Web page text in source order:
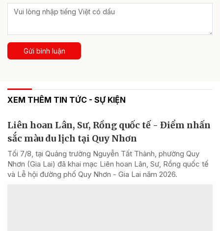
Gửi bình luận
XEM THÊM TIN TỨC - SỰ KIỆN
Liên hoan Lân, Sư, Rồng quốc tế - Điểm nhấn
sắc màu du lịch tại Quy Nhơn
Tối 7/8, tại Quảng trường Nguyễn Tất Thành, phường Quy
Nhơn (Gia Lai) đã khai mạc Liên hoan Lân, Sư, Rồng quốc tế
và Lễ hội đường phố Quy Nhơn - Gia Lai năm 2026.